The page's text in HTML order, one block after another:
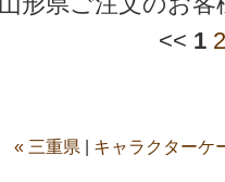
<< 1 2
« 三重県 キャラクターケ